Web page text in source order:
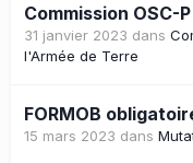
Commission OSC-
31 janvier 2023 dans
l'Armée de Terre
FORMOB
15 mars 2023 dans